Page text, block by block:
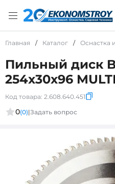
Главная / Каталог / Оснастка
Пильный диск
254x30x96
Код товара: 2.608.640.451
0(0)|Задать вопрос